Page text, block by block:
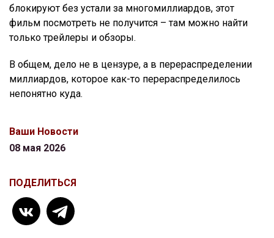
блокируют без устали за многомиллиардов, этот
фильм посмотреть не получится – там можно найти
только трейлеры и обзоры.
В общем, дело не в цензуре, а в перераспределении
миллиардов, которое как-то перераспределилось
непонятно куда.
Ваши Новости
08 мая 2026
ПОДЕЛИТЬСЯ